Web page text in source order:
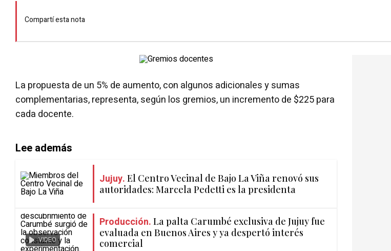
Compartí esta nota
La propuesta de un 5% de aumento, con algunos adicionales y sumas
complementarias, representa, según los gremios, un incremento de $225 para
cada docente.
Lee además
Jujuy. El Centro Vecinal de Bajo La Viña renovó sus
autoridades: Marcela Pedetti es la presidenta
VIDEO
Producción. La palta Carumbé exclusiva de Jujuy fue
evaluada en Buenos Aires y ya despertó interés
comercial